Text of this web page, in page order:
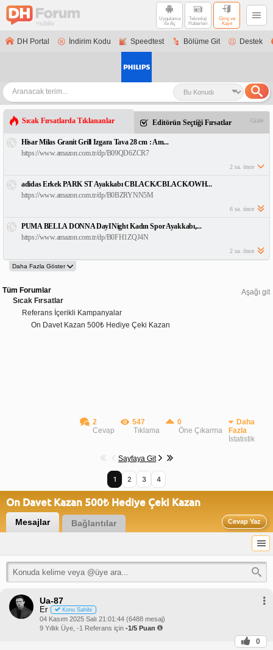
Uygulama
ile Aç
Teknoloji
Haberleri
Giriş ve
Kayıt
DH Portal İndirim Kodu Speedtest Bölüme Git Destek
Sıcak Fırsatlarda Tıklananlar Editörün Seçtiği Fırsatlar Gizle
Hisar Milas Granit Grill Izgara Tava 28 cm : Am...
https://www.amazon.com.tr/dp/B09QD6ZCR7
2 sa. önce
adidas Erkek PARK ST Ayakkabı CBLACK/CBLACK/OWH...
https://www.amazon.com.tr/dp/B0BZRYNN5M
6 sa. önce
PUMA BELLA DONNA DayINight Kadın Spor Ayakkabı,...
https://www.amazon.com.tr/dp/B0FH1ZQJ4N
2 sa. önce
Aşağı git
Tüm Forumlar
Sıcak Fırsatlar
Referans İçerikli Kampanyalar
On Davet Kazan 500₺ Hediye Çeki Kazan
2
Cevap
547
Tıklama
0
Öne Çıkarma
Daha
Fazla
İstatistik
Sayfaya Git
1 2 3 4
On Davet Kazan 500₺ Hediye Çeki Kazan
Mesajlar Bağlantılar Cevap Yaz
Ua-87
Er Konu Sahibi
04 Kasım 2025 Salı 21:01:44 (6488 mesaj)
9 Yıllık Üye, -1 Referans için -1/5 Puan
0